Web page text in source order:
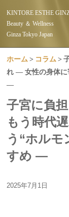
KINTORE ESTHE
Beauty ＆ Wellness
Ginza Tokyo Japan
ホーム コラム
れ ― 女性の身体に
―
子宮に負
もう時代
う“ホルモ
すめ ―
2025年7月1日